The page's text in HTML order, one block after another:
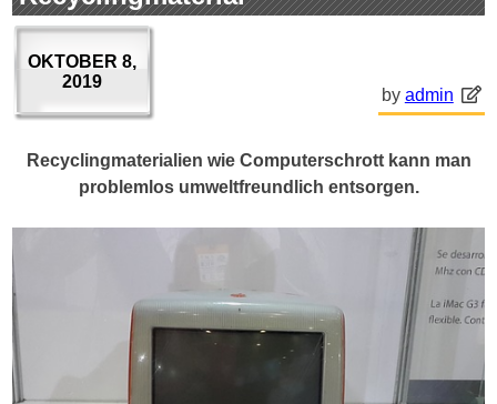
OKTOBER 8,
2019
by admin
Recyclingmaterialien wie Computerschrott kann man
problemlos umweltfreundlich entsorgen.